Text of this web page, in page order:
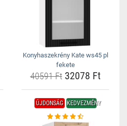
Konyhaszekrény Kate ws45 pl
fekete
40591 Ft32078 Ft
ÚJDONSÁG KEDVEZMÉNY